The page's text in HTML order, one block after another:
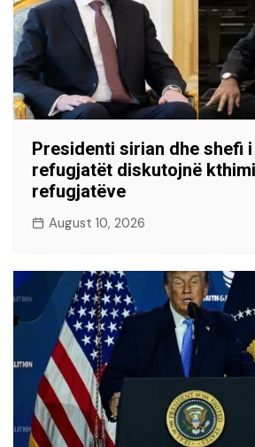
Presidenti sirian dhe shefi i
refugjatët diskutojnë
refugjatëve
August 10, 2026